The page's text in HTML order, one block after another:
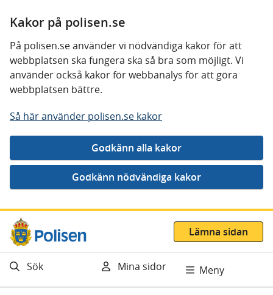
Kakor på polisen.se
På polisen.se använder vi nödvändiga kakor för att
webbplatsen ska fungera ska så bra som möjligt. Vi
använder också kakor för webbanalys för att göra
webbplatsen bättre.
Så här använder polisen.se kakor
Gå direkt till innehåll
Lämna sidan
Sök Mina sidor Meny